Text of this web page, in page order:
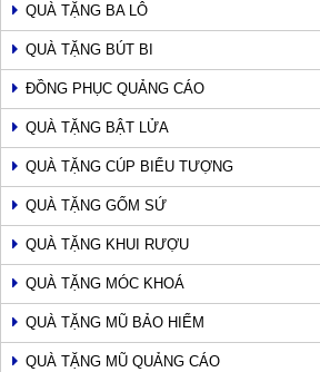
QUÀ TẶNG BA LÔ
QUÀ TẶNG BÚT BI
ĐỒNG PHỤC QUẢNG CÁO
QUÀ TẶNG BẬT LỬA
QUÀ TẶNG CÚP BIỂU TƯỢNG
QUÀ TẶNG GỐM SỨ
QUÀ TẶNG KHUI RƯỢU
QUÀ TẶNG MÓC KHOÁ
QUÀ TẶNG MŨ BẢO HIỂM
QUÀ TẶNG MŨ QUẢNG CÁO